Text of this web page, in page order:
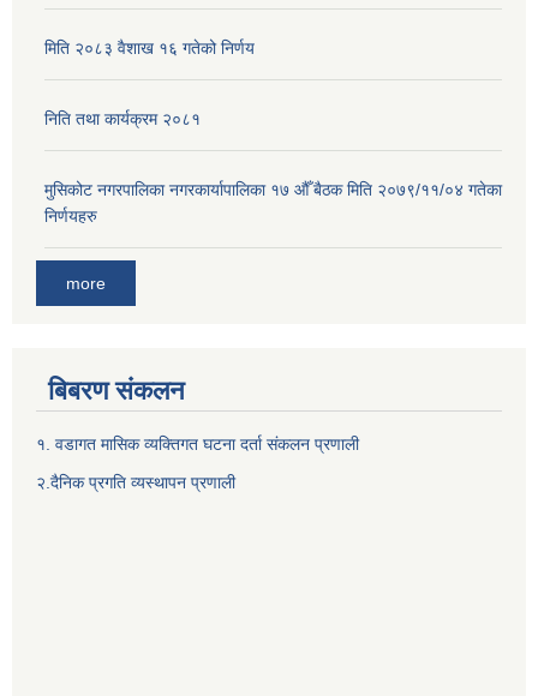
मिति २०८३ वैशाख १६ गतेको निर्णय
निति तथा कार्यक्रम २०८१
मुसिकोट नगरपालिका नगरकार्यापालिका १७ औँ बैठक मिति २०७९/११/०४ गतेका
निर्णयहरु
more
बिबरण संकलन
१. वडागत मासिक व्यक्तिगत घटना दर्ता संकलन प्रणाली
२.दैनिक प्रगति व्यस्थापन प्रणाली